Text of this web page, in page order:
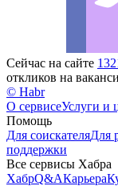
Сейчас на сайте
откликов на
© Habr
О сервисеУслуги и
Помощь
Для соискателяДля
поддержки
Все сервисы Хабра
ХабрQ&AКарьера